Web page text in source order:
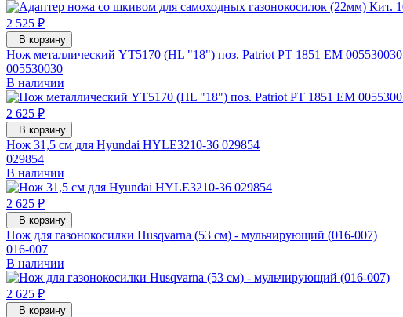
2 525 ₽
В корзину
Нож металлический YT5170 (HL "18") поз. Patriot PT 1851 EM 005530030
005530030
В наличии
2 625 ₽
В корзину
Нож 31,5 см для Hyundai HYLE3210-36 029854
029854
В наличии
2 625 ₽
В корзину
Нож для газонокосилки Husqvarna (53 см) - мульчирующий (016-007)
016-007
В наличии
2 625 ₽
В корзину